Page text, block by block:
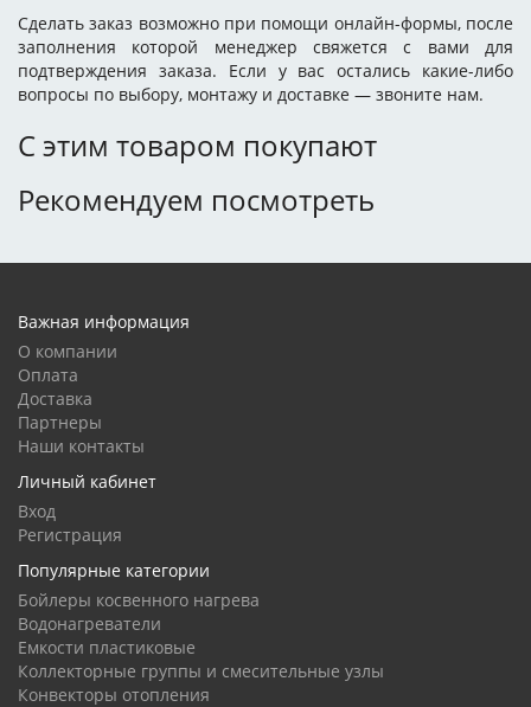
Сделать заказ возможно при помощи онлайн-формы, после
заполнения которой менеджер свяжется с вами для
подтверждения заказа. Если у вас остались какие-либо
вопросы по выбору, монтажу и доставке — звоните нам.
С этим товаром покупают
Рекомендуем посмотреть
Важная информация
О компании
Оплата
Доставка
Партнеры
Наши контакты
Личный кабинет
Вход
Регистрация
Популярные категории
Бойлеры косвенного нагрева
Водонагреватели
Емкости пластиковые
Коллекторные группы и смесительные узлы
Конвекторы отопления